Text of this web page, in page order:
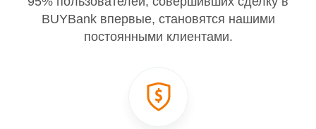
BUYBank впервые, становятся нашими
постоянными клиентами.